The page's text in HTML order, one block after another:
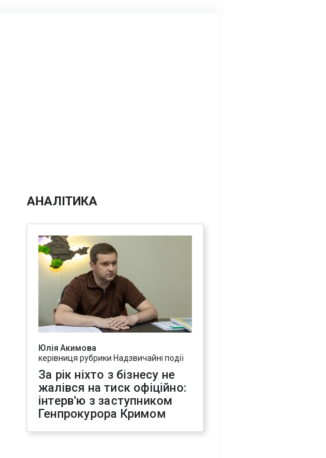
АНАЛІТИКА
Юлія Акимова
керівниця рубрики Надзвичайні події
За рік ніхто з бізнесу не
жалівся на тиск офіційно:
інтерв'ю з заступником
Генпрокурора Кримом